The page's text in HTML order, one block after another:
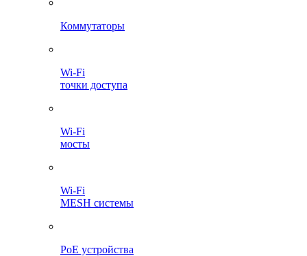
Коммутаторы
Wi-Fi
точки доступа
Wi-Fi
мосты
Wi-Fi
MESH системы
PoE устройства